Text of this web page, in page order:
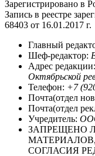
Зарегистрировано в
Запись в реестре
68403 от 16.01.2017 г.
Главный
Шеф-редактор:
Адрес редакции:
Октябрьской
Телефон: +7
Почта(отдел
Почта(отдел
Учредитель:
ЗАПРЕЩЕНО
СОГЛАСИЯ